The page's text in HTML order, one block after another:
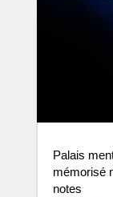
Palais
mémorisé
notes